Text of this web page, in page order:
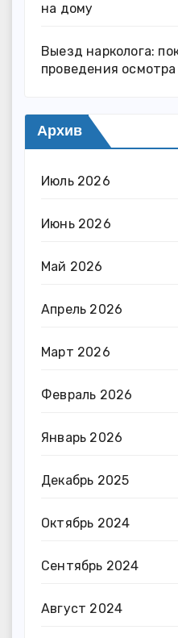
на дому
Выезд нарколога:
проведения
Архив
Июль 2026
Июнь 2026
Май 2026
Апрель 2026
Март 2026
Февраль 2026
Январь 2026
Декабрь 2025
Октябрь 2024
Сентябрь 2024
Август 2024